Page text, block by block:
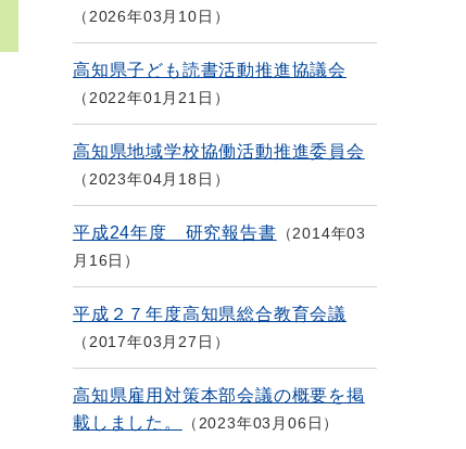
2026年03月10日
高知県子ども読書活動推進協議会
2022年01月21日
高知県地域学校協働活動推進委員会
2023年04月18日
平成24年度 研究報告書
2014年03
月16日
平成２７年度高知県総合教育会議
2017年03月27日
高知県雇用対策本部会議の概要を掲
載しました。
2023年03月06日